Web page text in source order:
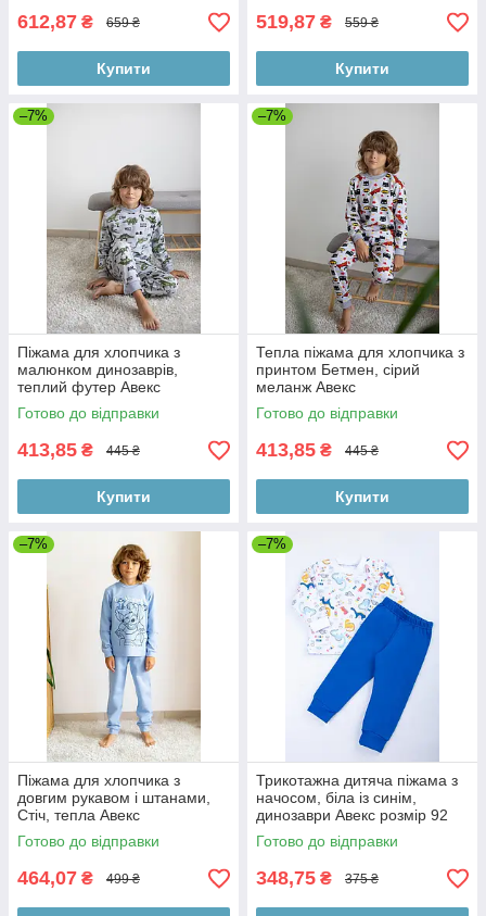
612,87 ₴ 659 ₴
Купити
519,87 ₴ 559 ₴
Купити
–7%
Піжама для хлопчика з
малюнком динозаврів,
теплий футер Авекс
Готово до відправки
413,85 ₴ 445 ₴
Купити
–7%
Тепла піжама для хлопчика з
принтом Бетмен, сірий
меланж Авекс
Готово до відправки
413,85 ₴ 445 ₴
Купити
–7%
Піжама для хлопчика з
довгим рукавом і штанами,
Стіч, тепла Авекс
Готово до відправки
464,07 ₴ 499 ₴
–7%
Трикотажна дитяча піжама з
начосом, біла із синім,
динозаври Авекс розмір 92
см
Готово до відправки
348,75 ₴ 375 ₴